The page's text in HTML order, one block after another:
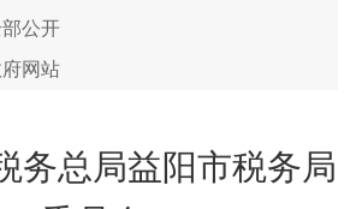
公开
网站
务总局益阳市税务局